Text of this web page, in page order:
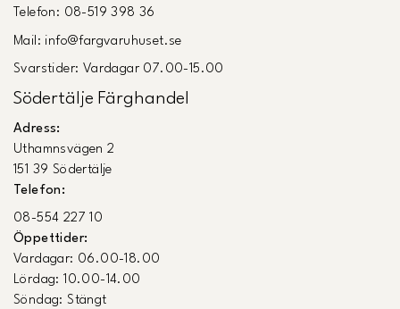
Telefon: 08-519 398 36
Mail: info@fargvaruhuset.se
Svarstider: Vardagar 07.00-15.00
Södertälje Färghandel
Adress:
Uthamnsvägen 2
151 39 Södertälje
Telefon:
08-554 227 10
Öppettider:
Vardagar: 06.00-18.00
Lördag: 10.00-14.00
Söndag: Stängt